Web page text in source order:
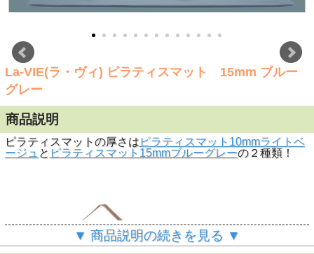
La-VIE(ラ・ヴィ) ピラティスマット 15mm ブルー
グレー
商品説明
ピラティスマットの厚さは ピラティスマット10mmライトベ
ージュ と ピラティスマット15mmブルーグレーの２種類！
▼ 商品説明の続きを見る ▼